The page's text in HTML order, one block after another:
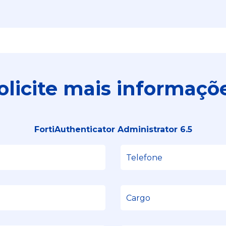
mais
FortiAuthenticator Administrator 6.5